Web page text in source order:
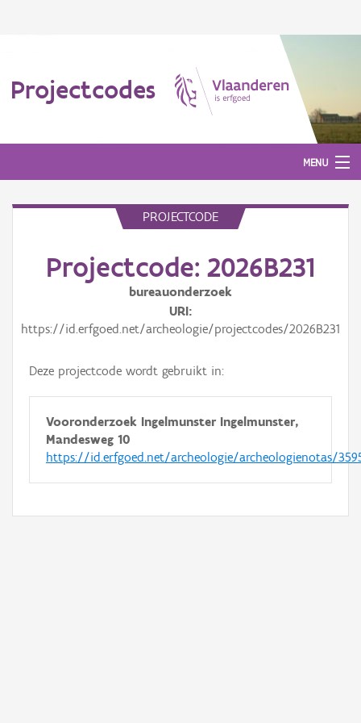
Projectcodes
MENU
PROJECTCODE
Projectcode: 2026B231
bureauonderzoek
URI
https://id.erfgoed.net/archeologie/projectcodes/2026B231
Deze projectcode wordt gebruikt in:
Vooronderzoek Ingelmunster Ingelmunster,
Mandesweg 10
https://id.erfgoed.net/archeologie/archeologienotas/